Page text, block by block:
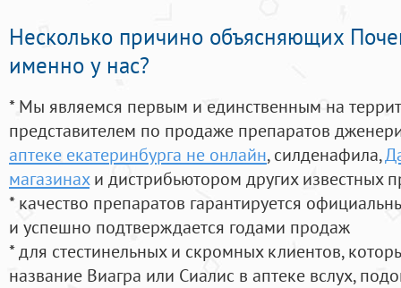
Несколько причино объясняющих
именно у нас?
* Мы являемся первым и единственным на
представителем по продаже препаратов
аптеке екатеринбурга не онлайн, силденафила,
магазинахи дистрибьютором других известных
* качество препаратов гарантируется
и успешно подтверждается годами продаж
* для стестинельных и скромных клиентов,
название Виагра или Сиалис в аптеке вслух,